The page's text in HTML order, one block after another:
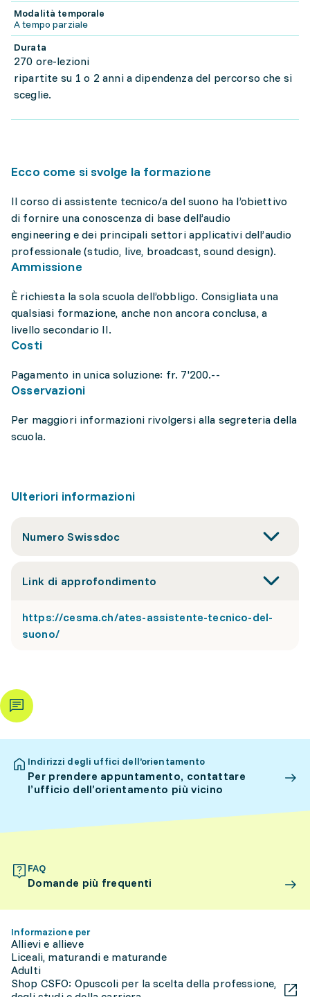
Modalità temporale
A tempo parziale
Durata
270 ore-lezioni
ripartite su 1 o 2 anni a dipendenza del percorso che si
sceglie.
Ecco come si svolge la formazione
Il corso di assistente tecnico/a del suono ha l’obiettivo
di fornire una conoscenza di base dell’audio
engineering e dei principali settori applicativi dell’audio
professionale (studio, live, broadcast, sound design).
Ammissione
È richiesta la sola scuola dell’obbligo. Consigliata una
qualsiasi formazione, anche non ancora conclusa, a
livello secondario II.
Costi
Pagamento in unica soluzione: fr. 7'200.--
Osservazioni
Per maggiori informazioni rivolgersi alla segreteria della
scuola.
Ulteriori informazioni
Numero Swissdoc
Link di approfondimento
https://cesma.ch/ates-assistente-tecnico-del-
suono/
Indirizzi degli uffici dell’orientamento
Per prendere appuntamento, contattare
l’ufficio dell’orientamento più vicino
FAQ
Domande più frequenti
Informazione per
Allievi e allieve
Liceali, maturandi e maturande
Adulti
Shop CSFO: Opuscoli per la scelta della professione,